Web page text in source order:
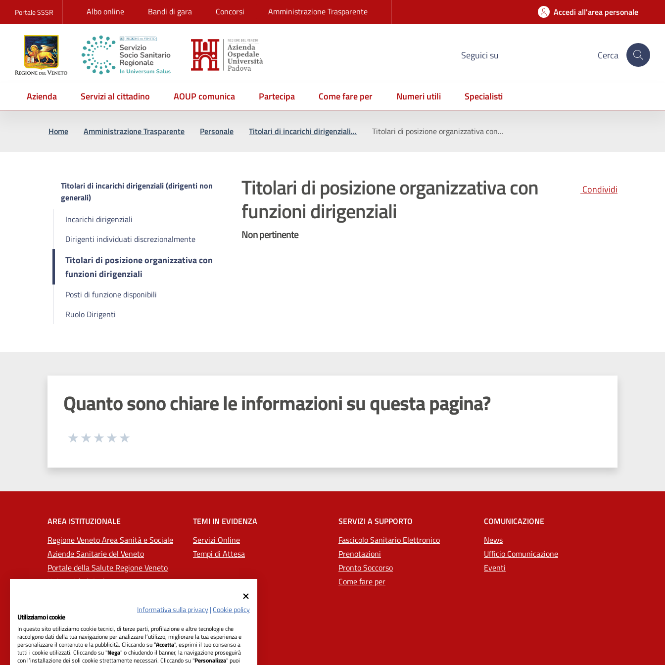
Portale SSSR Albo online Bandi di gara Concorsi Amministrazione Trasparente Accedi all'area personale
Seguici su Cerca
Azienda Servizi al cittadino AOUP comunica Partecipa Come fare per Numeri utili
Specialisti
Home Amministrazione Trasparente Personale Titolari di incarichi dirigenziali… Titolari di posizione organizzativa con…
Titolari di incarichi dirigenziali (dirigenti non
generali)
Incarichi dirigenziali
Dirigenti individuati discrezionalmente
Titolari di posizione organizzativa con
funzioni dirigenziali
Posti di funzione disponibili
Ruolo Dirigenti
Titolari di posizione organizzativa con
funzioni dirigenziali
Condividi
Non pertinente
Quanto sono chiare le informazioni su questa pagina?
Seleziona una valutazione da 1 a 5 stelle
AREA ISTITUZIONALE
Regione Veneto Area Sanità e Sociale
Aziende Sanitarie del Veneto
Portale della Salute Regione Veneto
Università di Padova
TEMI IN EVIDENZA
Servizi Online
Tempi di Attesa
SERVIZI A SUPPORTO
Fascicolo Sanitario Elettronico
Prenotazioni
Pronto Soccorso
Come fare per
COMUNICAZIONE
News
Ufficio Comunicazione
Eventi
Informativa sulla privacy|Cookie policy
Utilizziamo i cookie
In questo sito utilizziamo cookie tecnici, di terze parti, profilazione e altre tecnologie che
raccolgono dati della tua navigazione per analizzare l’utilizzo, migliorare la tua esperienza e
personalizzare il contenuto e la pubblicità. Cliccando su “Accetta”, esprimi il tuo consenso a
tutti i cookie utilizzati. Cliccando su "Nega" o chiudendo il banner, la navigazione proseguirà
con l’installazione dei soli cookie strettamente necessari. Cliccando su "Personalizza" puoi